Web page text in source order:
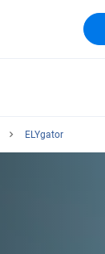
ELYgator